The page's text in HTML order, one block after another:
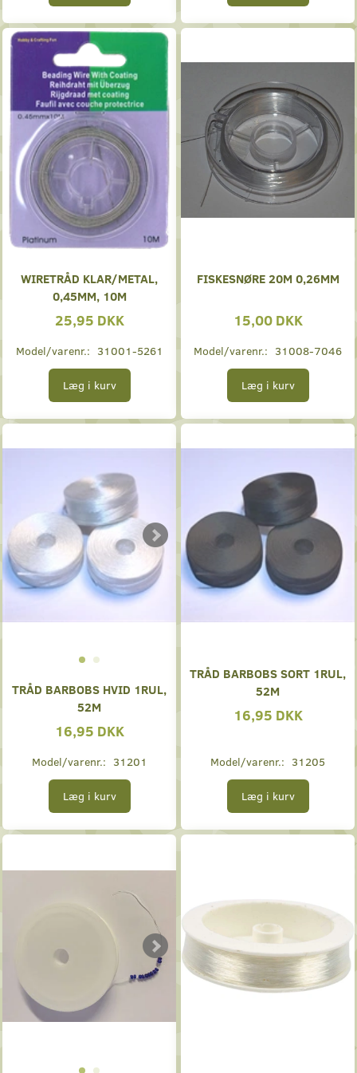
WIRETRÅD KLAR/METAL,
0,45MM, 10M
25,95 DKK
Model/varenr.: 31001-5261
Læg i kurv
FISKESNØRE 20M 0,26MM
15,00 DKK
Model/varenr.: 31008-7046
Læg i kurv
TRÅD BARBOBS HVID 1RUL,
52M
16,95 DKK
Model/varenr.: 31201
Læg i kurv
TRÅD BARBOBS SORT 1RUL,
52M
16,95 DKK
Model/varenr.: 31205
Læg i kurv